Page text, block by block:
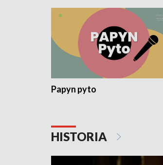
Papyn pyto
HISTORIA